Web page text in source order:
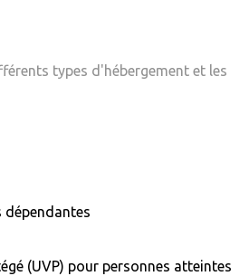
types d'hébergement et les
dépendantes
(UVP) pour personnes atteintes